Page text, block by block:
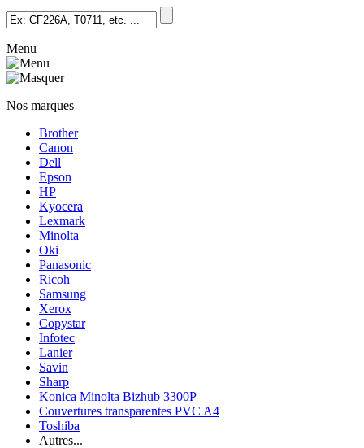
Menu
Nos marques
Brother
Canon
Dell
Epson
HP
Kyocera
Lexmark
Minolta
Oki
Panasonic
Ricoh
Samsung
Xerox
Copystar
Infotec
Lanier
Savin
Sharp
Konica Minolta Bizhub 3300P
Couvertures transparentes PVC A4
Toshiba
Autres...